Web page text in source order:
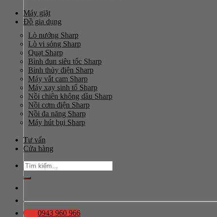
Máy giặt
Đồ gia dụng
Lò nướng Sharp
Lò vi sóng Sharp
Quạt Sharp
Bình đun siêu tốc Sharp
Bình thủy điện Sharp
Máy vắt cam Sharp
Máy xay sinh tố Sharp
Nồi chiên không dầu Sharp
Nồi cơm điện Sharp
Nồi đa năng Sharp
Máy hút bụi Sharp
Tư vấn
Cửa hàng
Tìm
kiếm:
0943 960 966